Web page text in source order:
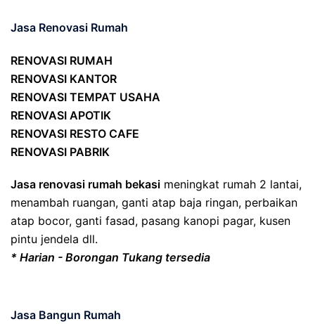
Jasa Renovasi Rumah
RENOVASI RUMAH
RENOVASI KANTOR
RENOVASI TEMPAT USAHA
RENOVASI APOTIK
RENOVASI RESTO CAFE
RENOVASI PABRIK
Jasa renovasi rumah bekasi meningkat rumah 2 lantai,
menambah ruangan, ganti atap baja ringan, perbaikan
atap bocor, ganti fasad, pasang kanopi pagar, kusen
pintu jendela dll.
* Harian - Borongan Tukang tersedia
Jasa Bangun Rumah